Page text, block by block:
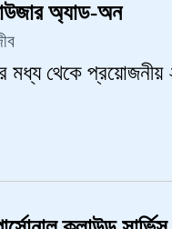
অ্যাড-অন
মধ্য থেকে